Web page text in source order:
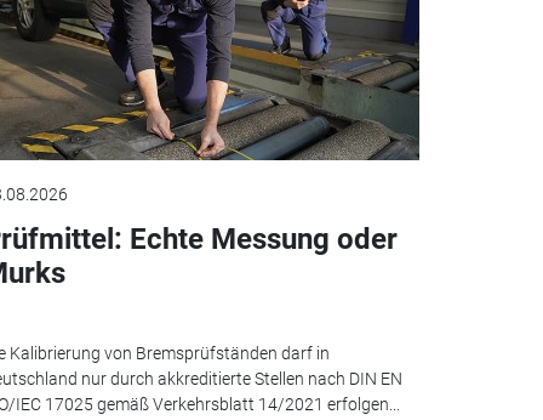
Echte Messung oder
Kalibrierung von Bremsprüfständen darf in
nur durch akkreditierte Stellen nach DIN EN
IEC 17025 gemäß Verkehrsblatt 14/2021 erfolgen...